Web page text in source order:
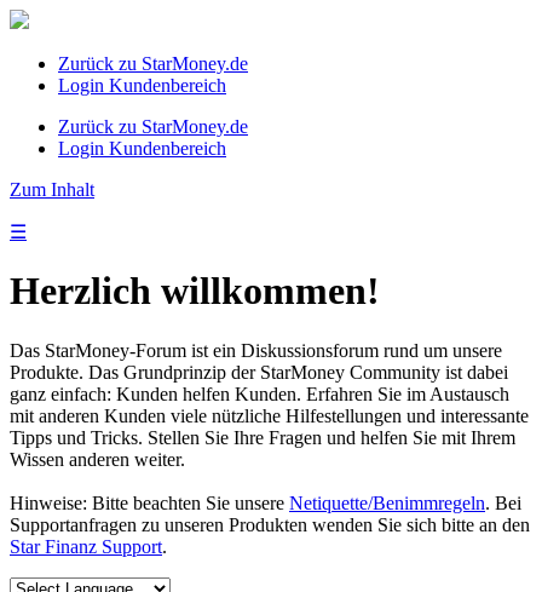
Zurück zu StarMoney.de
Login Kundenbereich
Zurück zu StarMoney.de
Login Kundenbereich
Zum Inhalt
☰
Herzlich willkommen!
Das StarMoney-Forum ist ein Diskussionsforum rund um unsere
Produkte. Das Grundprinzip der StarMoney Community ist dabei
ganz einfach: Kunden helfen Kunden. Erfahren Sie im Austausch
mit anderen Kunden viele nützliche Hilfestellungen und interessante
Tipps und Tricks. Stellen Sie Ihre Fragen und helfen Sie mit Ihrem
Wissen anderen weiter.
Hinweise: Bitte beachten Sie unsere Netiquette/Benimmregeln. Bei
Supportanfragen zu unseren Produkten wenden Sie sich bitte an den
Star Finanz Support.